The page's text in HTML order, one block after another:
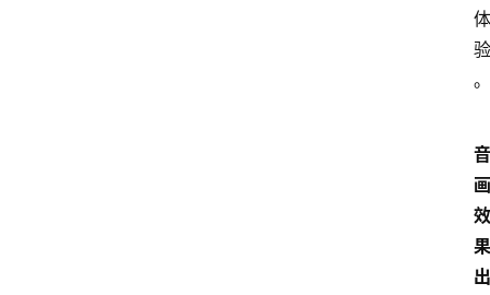
体
验
。
音
画
效
果
出